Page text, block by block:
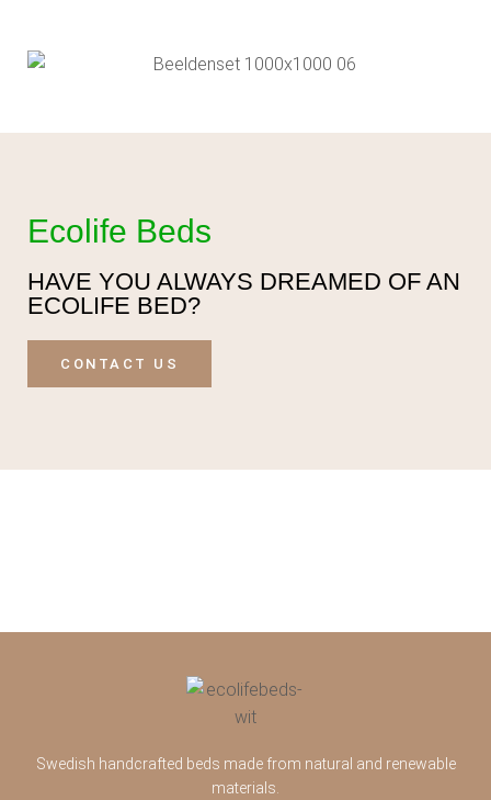
Ecolife Beds
HAVE YOU ALWAYS DREAMED OF AN
ECOLIFE BED?
CONTACT US
Swedish handcrafted beds made from natural and renewable
materials.